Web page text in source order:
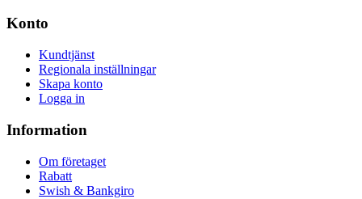
Konto
Kundtjänst
Regionala inställningar
Skapa konto
Logga in
Information
Om företaget
Rabatt
Swish & Bankgiro